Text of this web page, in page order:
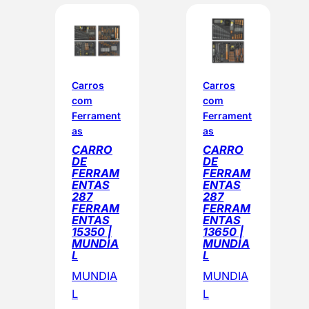
Carros
com
Ferrament
as
CARRO
DE
FERRAM
ENTAS
287
FERRAM
ENTAS
15350 |
MUNDIA
L
MUNDIA
L
Carros
com
Ferrament
as
CARRO
DE
FERRAM
ENTAS
287
FERRAM
ENTAS
13650 |
MUNDIA
L
MUNDIA
L